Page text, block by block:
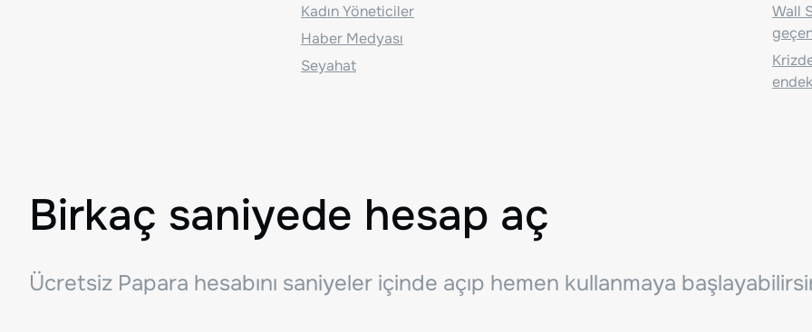
Kadın Yöneticiler
Haber Medyası
Seyahat
Wall
Birkaç saniyede hesap aç
Ücretsiz Papara hesabını saniyeler içinde açıp hemen kullanmaya